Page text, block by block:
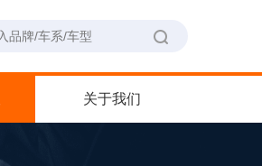
关于我们